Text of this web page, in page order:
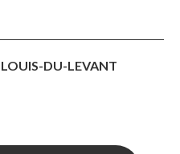
DU-LEVANT